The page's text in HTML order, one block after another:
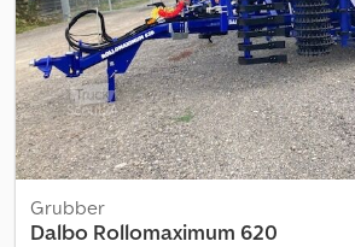
Grubber
Dalbo Rollomaximum 620